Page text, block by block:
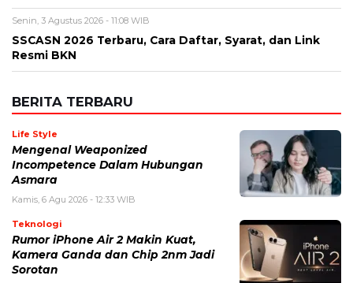
Senin, 3 Agustus 2026 - 11:08 WIB
SSCASN 2026 Terbaru, Cara Daftar, Syarat, dan Link
Resmi BKN
BERITA TERBARU
Life Style
Mengenal Weaponized
Incompetence Dalam Hubungan
Asmara
Kamis, 6 Agu 2026 - 12:33 WIB
Teknologi
Rumor iPhone Air 2 Makin Kuat,
Kamera Ganda dan Chip 2nm Jadi
Sorotan